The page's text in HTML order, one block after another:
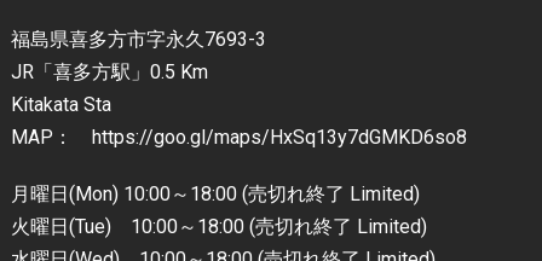
福島県喜多方市字永久7693-3
JR「喜多方駅」0.5 Km
Kitakata Sta
MAP： https://goo.gl/maps/HxSq13y7dGMKD6so8
月曜日(Mon) 10:00～18:00 (売切れ終了 Limited)
火曜日(Tue) 10:00～18:00 (売切れ終了 Limited)